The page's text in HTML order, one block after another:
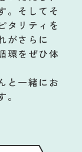
。そしてそ
タリティを
がさらに
環をぜひ体
と一緒にお